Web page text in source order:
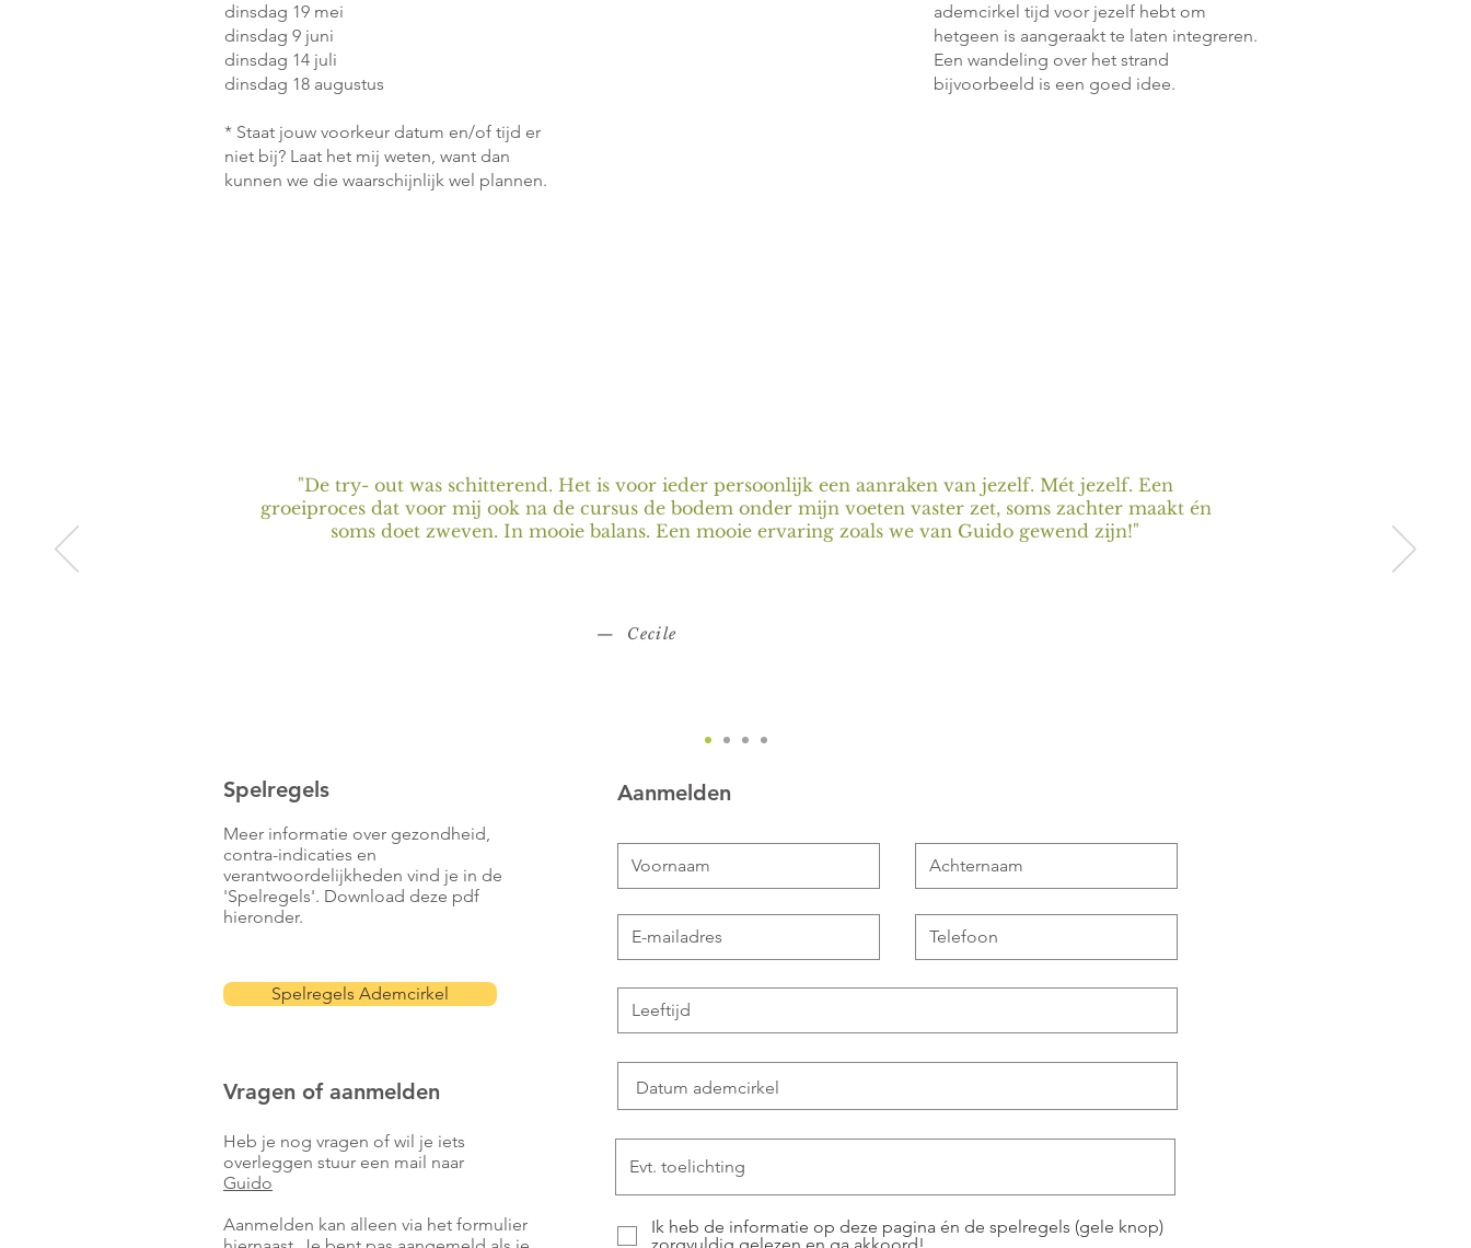
dinsdag 19 mei
dinsdag 9 juni
dinsdag 14 juli
dinsdag 18 augustus
* Staat jouw voorkeur datum en/of tijd er
niet bij? Laat het mij weten, want dan
kunnen we die waarschijnlijk wel plannen.
ademcirkel tijd voor jezelf hebt om
hetgeen is aangeraakt te laten integreren.
Een wandeling over het strand
bijvoorbeeld is een goed idee.
"De try- out was schitterend. Het is voor ieder persoonlijk een aanraken van jezelf. Mét jezelf. Een
groeiproces dat voor mij ook na de cursus de bodem onder mijn voeten vaster zet, soms zachter maakt én
soms doet zweven. In mooie balans. Een mooie ervaring zoals we van Guido gewend zijn!"
— Cecile
Spelregels
Meer informatie over gezondheid,
contra-indicaties en
verantwoordelijkheden vind je in de
'Spelregels'. Download deze pdf
hieronder.
Spelregels Ademcirkel
Vragen of aanmelden
Heb je nog vragen of wil je iets
overleggen stuur een mail naar
Guido
Aanmelden kan alleen via het formulier
Aanmelden
Ik heb de informatie op deze pagina én de spelregels (gele knop)